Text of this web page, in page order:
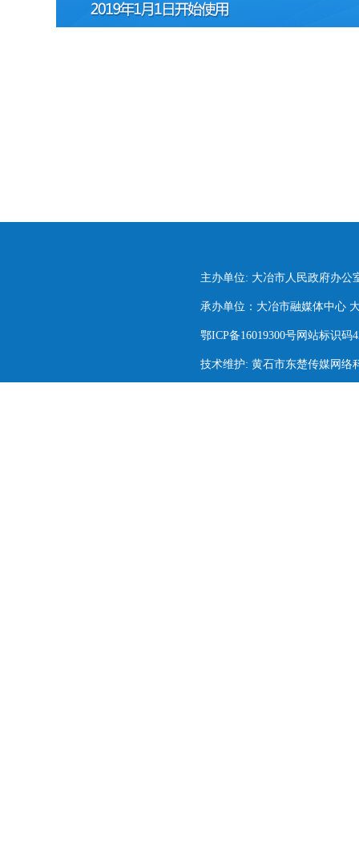
主办单位: 大冶市人民政府办公
承办单位：大冶市融媒体中心
鄂ICP备16019300号网站标识码
技术维护: 黄石市东楚传媒网络